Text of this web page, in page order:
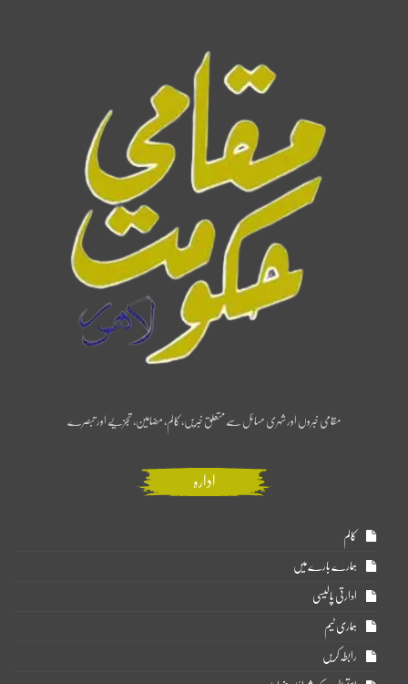
مقامی خبروں اور شہری مسائل سے متعلق خبریں، کالم، مضامین، تجزیے اور تبصرے
ادارہ
کالم
ہمارے بارے میں
ادارتی پالیسی
ہماری ٹیم
رابطہ کریں